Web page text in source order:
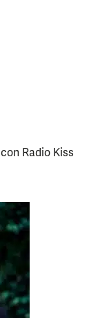
Radio Kiss